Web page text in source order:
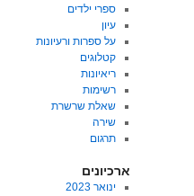
ספרי ילדים
עיון
על ספרות ורעיונות
קטלוגים
ריאיונות
רשימות
שאלת שרשרת
שירה
תרגום
ארכיונים
ינואר 2023